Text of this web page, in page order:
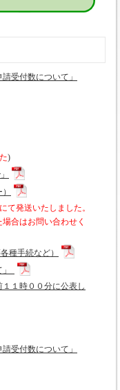
受付数について」
)
て発送いたしました。
合はお問い合わせく
種手続など）
１時００分に公表し
受付数について」